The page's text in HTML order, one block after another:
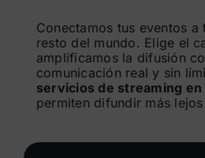
Conectamos tus eventos
resto del mundo. Elige el
amplificamos la difusión
comunicación real y sin
servicios de streaming en
permiten difundir más lejos